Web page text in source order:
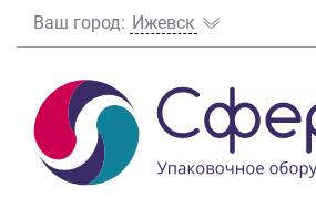
Ваш город: Ижевск